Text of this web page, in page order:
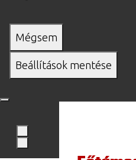
Mégsem
Beállítások mentése